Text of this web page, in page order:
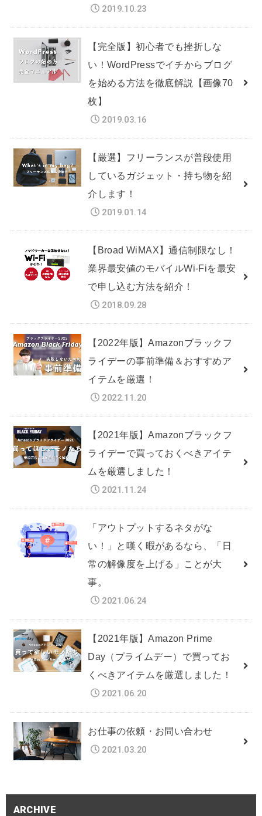
2019.10.23
【完全版】初心者でも挫折しな
い！WordPressでイチからブログ
を始める方法を徹底解説【画像70
枚】
2019.03.16
【厳選】フリーランスが普段使用
しているガジェット・持ち物を紹
介します！
2019.01.14
【Broad WiMAX】通信制限なし！
業界最安値のモバイルWi-Fiを最安
で申し込む方法を紹介！
2018.09.28
【2022年版】Amazonブラックフ
ライデーの事前準備＆おすすめア
イテムを厳選！
2022.11.20
【2021年版】Amazonブラックフ
ライデーで買っておくべきアイテ
ムを厳選しました！
2021.11.24
「アウトプットするネタがな
い！」と嘆く暇があるなら、「日
常の解像度を上げる」ことが大
事。
2021.06.24
【2021年版】Amazon Prime
Day（プライムデー）で買ってお
くべきアイテムを厳選しました！
2021.06.20
お仕事の依頼・お問い合わせ
2021.03.20
ARCHIVE